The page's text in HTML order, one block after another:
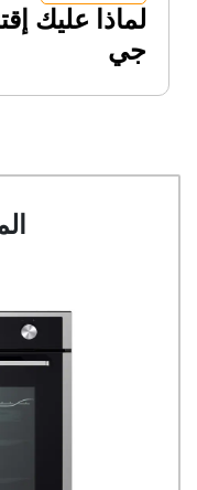
لماذا عليك
جي